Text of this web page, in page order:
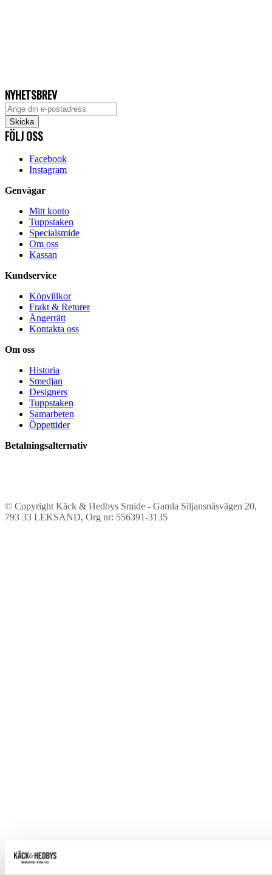
NYHETSBREV
FÖLJ OSS
Facebook
Instagram
Genvägar
Mitt konto
Tuppstaken
Specialsmide
Om oss
Kassan
Kundservice
Köpvillkor
Frakt & Returer
Ångerrätt
Kontakta oss
Om oss
Historia
Smedjan
Designers
Tuppstaken
Samarbeten
Öppettider
Betalningsalternativ
© Copyright Käck & Hedbys Smide - Gamla Siljansnäsvägen 20,
793 33 LEKSAND, Org nr: 556391-3135